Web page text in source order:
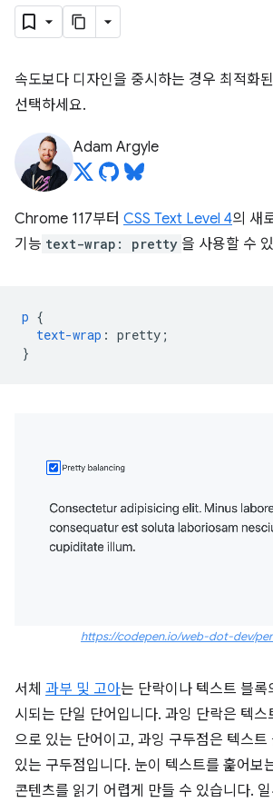
속도보다 디자인을 중시하는 경우 최적화
선택하세요.
Adam Argyle
Chrome 117부터 CSS Text Level 4의 새
기능 text-wrap: pretty 을 사용할 수
p {
text-wrap : pretty ;
}
https://codepen.io/web-dot-dev/
서체 과부 및 고아는 단락이나 텍스트 블록
시되는 단일 단어입니다. 과잉 단락은 텍스
으로 있는 단어이고, 과잉 구두점은 텍스트
있는 구두점입니다. 눈이 텍스트를 훑어보
콘텐츠를 읽기 어렵게 만들 수 있습니다.